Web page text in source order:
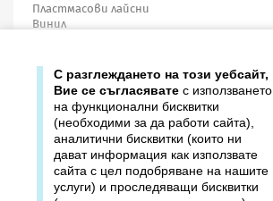
Пластмасови лайсни
Винил
Продукти
Издателство ДОМИНО
С разглеждането на този уебсайт,
Вие се съгласявате с използването
на функционални бисквитки
(необходими за да работи сайта),
аналитични бисквитки (които ни
дават информация как използвате
сайта с цел подобряване на нашите
услуги) и проследяващи бисквитки